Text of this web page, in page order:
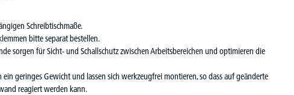
Schreibtischmaße.
bitte separat bestellen.
sorgen für Sicht- und Schallschutz zwischen Arbeitsbereichen und optimieren die
ein geringes Gewicht und lassen sich werkzeugfrei montieren, so dass auf geänderte
reagiert werden kann.